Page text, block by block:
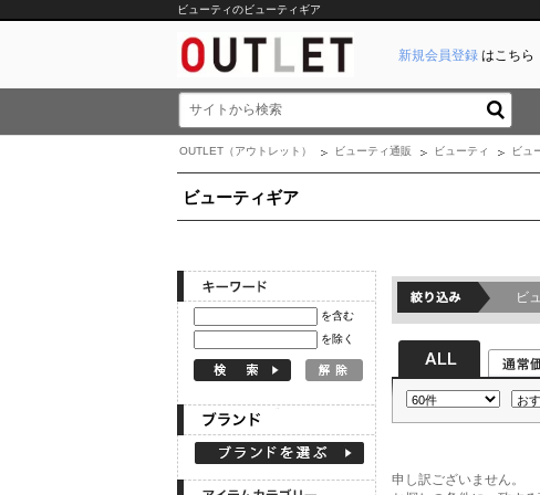
ビューティのビューティギア
新規会員登録 はこちら
OUTLET（アウトレット） ビューティ通販 ビューティ ビュ
ビューティギア
を含む
を除く
ビ
申し訳ございません。